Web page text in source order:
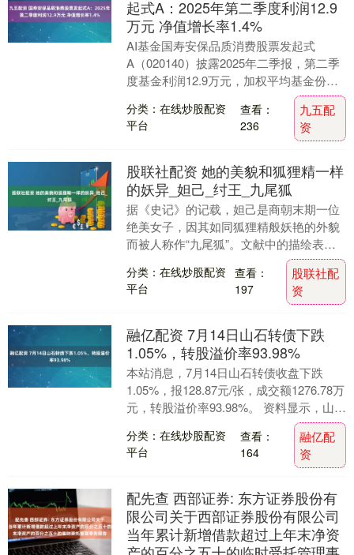
起式A：2025年第二季度利润12.9
万元 净值增长率1.4%
AI基金国寿安保品质消费股票发起式
A（020140）披露2025年二季报，第二季
度基金利润12.9万元，加权平均基金份额
本期利润0.0127元。报告期内，基金净....
分类：在线炒股配资
平台
查看：
236
九五配
资
股联社配资 她的美貌和狐狸精一样
的妖异_妲己_纣王_九尾狐
据《史记》的记载，妲己是商朝末期一位
绝美女子，因其如同狐狸精般妖艳的外貌
而被人称作“九尾狐”。文献中的描绘表
明，妲己乃是一位经过狐狸幻化而成的倾
国倾城的女子，她....
分类：在线炒股配资
平台
查看：
197
股联社配
资
融亿配资 7月14日山石转债下跌
1.05%，转股溢价率93.98%
本站消息，7月14日山石转债收盘下跌
1.05%，报128.87元/张，成交额1276.78万
元，转股溢价率93.98%。 资料显示，山石
分类：在线炒股配资
平台
查看：
164
融亿配
资
配先查 西部证券: 东方证券股份有
限公司关于西部证券股份有限公司
当年累计新增借款超过上年末净资